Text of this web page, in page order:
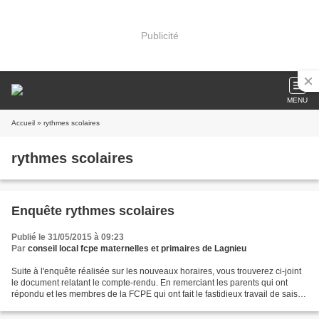
Publicité
MENU
Accueil » rythmes scolaires
rythmes scolaires
Enquête rythmes scolaires
Publié le 31/05/2015 à 09:23
Par conseil local fcpe maternelles et primaires de Lagnieu
Suite à l'enquête réalisée sur les nouveaux horaires, vous trouverez ci-joint
le document relatant le compte-rendu. En remerciant les parents qui ont
répondu et les membres de la FCPE qui ont fait le fastidieux travail de saisi